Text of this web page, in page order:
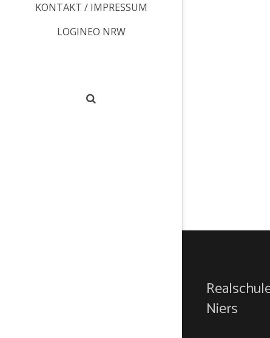
KONTAKT / IMPRESSUM
LOGINEO NRW
Niers